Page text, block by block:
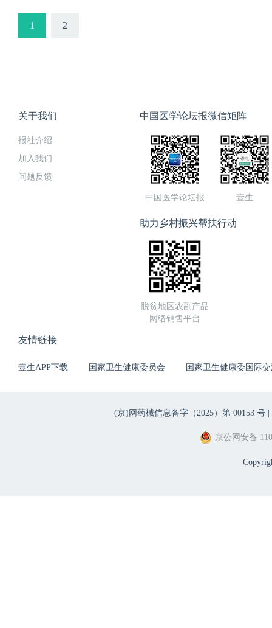
1 2
关于我们
报社介绍
加入我们
问题反馈
中国医学论坛报微信矩阵
中国医学论坛报 壹生
助力乡村振兴帮扶行动
脱贫地区农副产品
网络销售平台
友情链接
壹生APP下载 国家卫生健康委员会 国家卫生健康委国际
(京)网药械信息备字（2025）第 00153 号 |
京公网安备